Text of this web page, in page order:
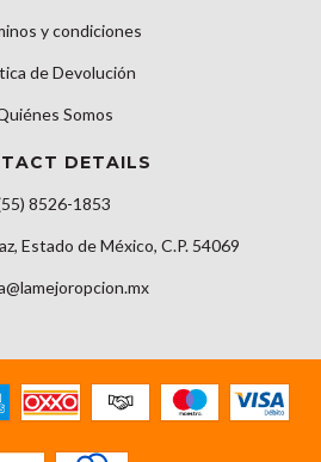
y condiciones
de Devolución
Somos
DETAILS
8526-1853
Estado de México, C.P. 54069